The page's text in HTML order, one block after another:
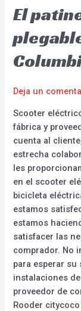
El
Deja un
Scooter
fábrica y
cuenta al
estrecha
les
en el scooter
bicicleta
estamos
estamos
satisfacer las
comprador. No
para esperar
instalaciones
proveedor de
Rooder